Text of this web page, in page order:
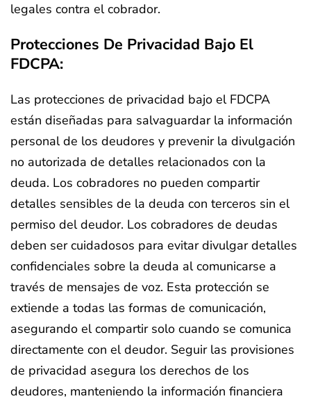
legales contra el cobrador.
Protecciones De Privacidad Bajo El
FDCPA:
Las protecciones de privacidad bajo el FDCPA
están diseñadas para salvaguardar la información
personal de los deudores y prevenir la divulgación
no autorizada de detalles relacionados con la
deuda. Los cobradores no pueden compartir
detalles sensibles de la deuda con terceros sin el
permiso del deudor. Los cobradores de deudas
deben ser cuidadosos para evitar divulgar detalles
confidenciales sobre la deuda al comunicarse a
través de mensajes de voz. Esta protección se
extiende a todas las formas de comunicación,
asegurando el compartir solo cuando se comunica
directamente con el deudor. Seguir las provisiones
de privacidad asegura los derechos de los
deudores, manteniendo la información financiera